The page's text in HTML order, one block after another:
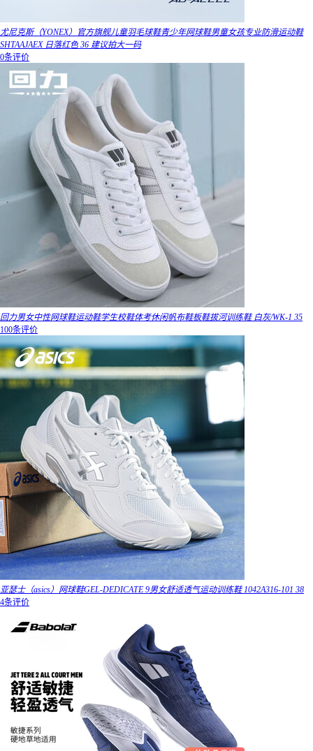
尤尼克斯（YONEX）官方旗舰儿童羽毛球鞋青少年网球鞋男童女孩专业防滑运动鞋
SHTAAJAEX 日落红色 36 建议拍大一码
0条评价
回力男女中性网球鞋运动鞋学生校鞋体考休闲帆布鞋板鞋拔河训练鞋 白灰/WK-1 35
100条评价
亚瑟士（asics）网球鞋GEL-DEDICATE 9男女舒适透气运动训练鞋 1042A316-101 38
4条评价